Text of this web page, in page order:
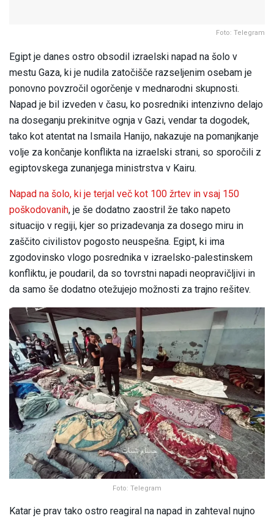
Foto: Telegram
Egipt je danes ostro obsodil izraelski napad na šolo v
mestu Gaza, ki je nudila zatočišče razseljenim osebam je
ponovno povzročil ogorčenje v mednarodni skupnosti.
Napad je bil izveden v času, ko posredniki intenzivno delajo
na doseganju prekinitve ognja v Gazi, vendar ta dogodek,
tako kot atentat na Ismaila Hanijo, nakazuje na pomanjkanje
volje za končanje konflikta na izraelski strani, so sporočili z
egiptovskega zunanjega ministrstva v Kairu.
Napad na šolo, ki je terjal več kot 100 žrtev in vsaj 150
poškodovanih, je še dodatno zaostril že tako napeto
situacijo v regiji, kjer so prizadevanja za dosego miru in
zaščito civilistov pogosto neuspešna. Egipt, ki ima
zgodovinsko vlogo posrednika v izraelsko-palestinskem
konfliktu, je poudaril, da so tovrstni napadi neopravičljivi in
da samo še dodatno otežujejo možnosti za trajno rešitev.
Foto: Telegram
Katar je prav tako ostro reagiral na napad in zahteval nujno